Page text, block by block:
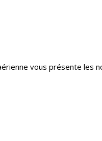
vous présente les